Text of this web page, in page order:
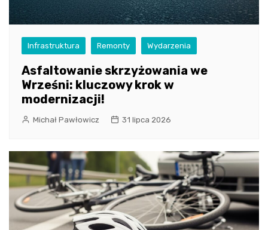
Infrastruktura Remonty Wydarzenia
Asfaltowanie skrzyżowania we
Wrześni: kluczowy krok w
modernizacji!
Michał Pawłowicz 31 lipca 2026